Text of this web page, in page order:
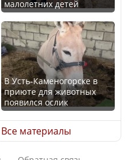
Трамп официально
вступил в должность
президента США
Луну признали объектом
культурного наследия,
находящегося под
угрозой исчезновения
малолетних детей
В Усть-Каменогорске в
приюте для животных
появился ослик
Все материалы